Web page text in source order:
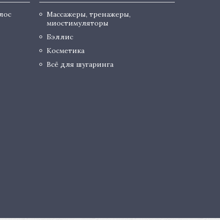
Массажеры, тренажеры,
миостимуляторы
Бэллис
Косметика
Всё для шугаринга